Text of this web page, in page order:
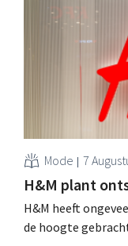
Mode 7
H&M plant
H&M heeft
de hoogte